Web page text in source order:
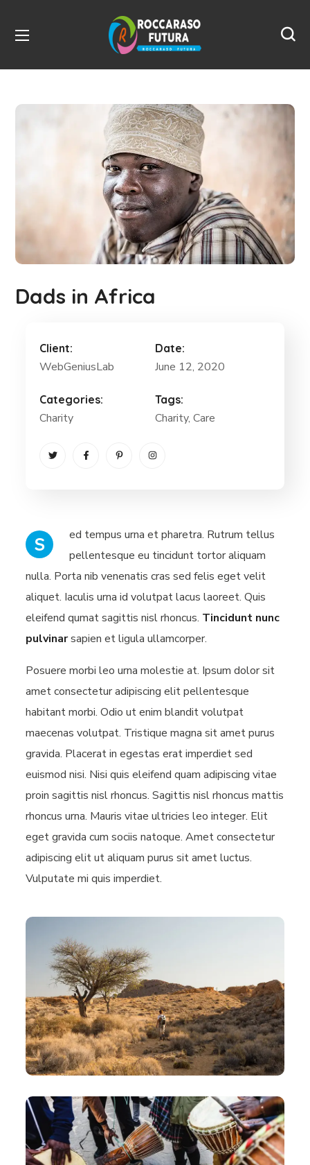
Dads in Africa
S
ed tempus urna et pharetra. Rutrum tellus
pellentesque eu tincidunt tortor aliquam
nulla. Porta nib venenatis cras sed felis eget velit
aliquet. Iaculis urna id volutpat lacus laoreet. Quis
eleifend qumat sagittis nisl rhoncus. Tincidunt nunc
pulvinarsapien et ligula ullamcorper.
Posuere morbi leo urna molestie at. Ipsum dolor sit
amet consectetur adipiscing elit pellentesque
habitant morbi. Odio ut enim blandit volutpat
maecenas volutpat. Tristique magna sit amet purus
gravida. Placerat in egestas erat imperdiet sed
euismod nisi. Nisi quis eleifend quam adipiscing vitae
proin sagittis nisl rhoncus. Sagittis nisl rhoncus mattis
rhoncus urna. Mauris vitae ultricies leo integer. Elit
eget gravida cum sociis natoque. Amet consectetur
adipiscing elit ut aliquam purus sit amet luctus.
Vulputate mi quis imperdiet.
Client:
WebGeniusLab
Date:
June 12, 2020
Categories:
Charity
Tags:
Charity, Care